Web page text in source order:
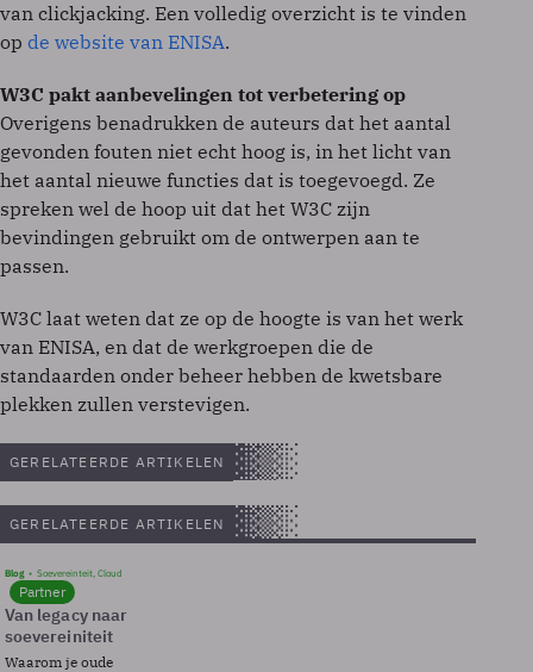
van clickjacking. Een volledig overzicht is te vinden
op de website van ENISA.
W3C pakt aanbevelingen tot verbetering op
Overigens benadrukken de auteurs dat het aantal
gevonden fouten niet echt hoog is, in het licht van
het aantal nieuwe functies dat is toegevoegd. Ze
spreken wel de hoop uit dat het W3C zijn
bevindingen gebruikt om de ontwerpen aan te
passen.
W3C laat weten dat ze op de hoogte is van het werk
van ENISA, en dat de werkgroepen die de
standaarden onder beheer hebben de kwetsbare
plekken zullen verstevigen.
GERELATEERDE ARTIKELEN
GERELATEERDE ARTIKELEN
Blog Soevereinteit, Cloud
Partner
Van legacy naar
soevereiniteit
Waarom je oude